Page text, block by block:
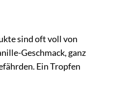
sind oft voll von
Geschmack, ganz
Ein Tropfen